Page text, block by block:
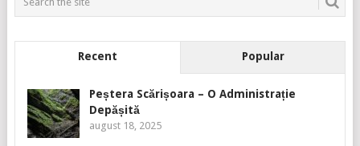
Recent Popular
Peștera Scărișoara – O Administrație
Depășită
august 18, 2025